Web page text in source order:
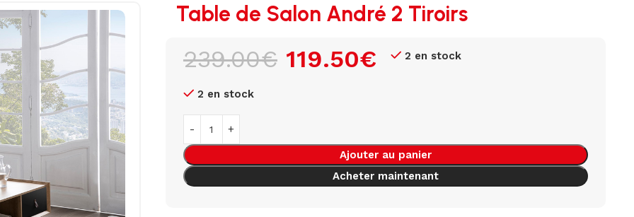
Table de Salon André 2 Tiroirs
239.00€ 119.50€ 2 en stock
2 en stock
Ajouter au panier
Acheter maintenant